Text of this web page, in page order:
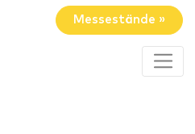
Messestände »